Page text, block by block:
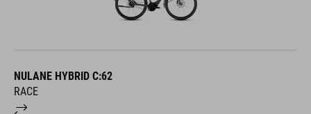
NULANE HYBRID C:62
RACE